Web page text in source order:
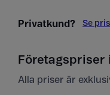
Privatkund? Se
Företagspriser
Alla priser är